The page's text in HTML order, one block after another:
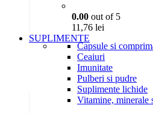
0.00 out of 5
11,76 lei
SUPLIMENTE
Capsule si
Ceaiuri
Imunitate
Pulberi si pudre
Suplimente lichide
Vitamine, minerale